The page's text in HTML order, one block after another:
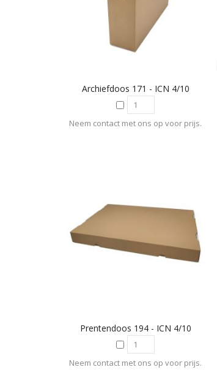
Archiefdoos 171 - ICN 4/10
Neem contact met ons op voor prijs.
Prentendoos 194 - ICN 4/10
Neem contact met ons op voor prijs.